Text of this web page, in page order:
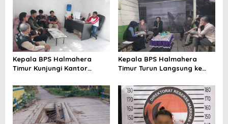
Kepala BPS Halmahera
Timur Kunjungi Kantor
Percepat Pencacahan
SE2026
Kepala BPS Halmahera
Timur Turun Langsung ke
Pendataan Sensus Ekonomi
2026